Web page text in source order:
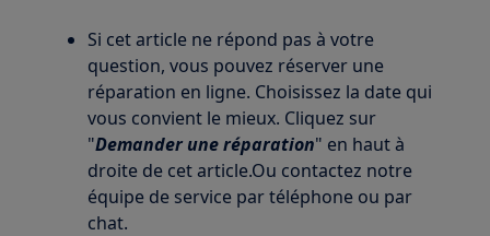
Si cet article ne répond pas à votre
question, vous pouvez réserver une
réparation en ligne. Choisissez la date qui
vous convient le mieux. Cliquez sur
"Demander une réparation" en haut à
droite de cet article.Ou contactez notre
équipe de service par téléphone ou par
chat.